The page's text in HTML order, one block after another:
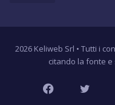
2026 Keliweb Srl • Tutti i
citando la fonte
Facebook